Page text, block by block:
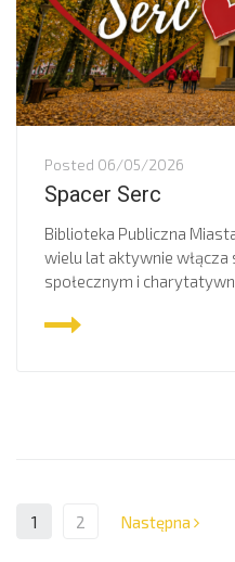
Posted 06/05/2026
Spacer Serc
Biblioteka Publiczna
wielu lat aktywnie włącza
społecznym i
1 2 Następna